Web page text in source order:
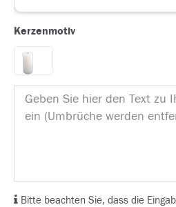
Kerzenmotiv
Bitte beachten Sie, dass die